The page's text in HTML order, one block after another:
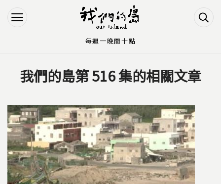
Jump to Navigation
Jump to Main content
您在這裡
我們的島第 516 集的相關文章
每週一晚間十點